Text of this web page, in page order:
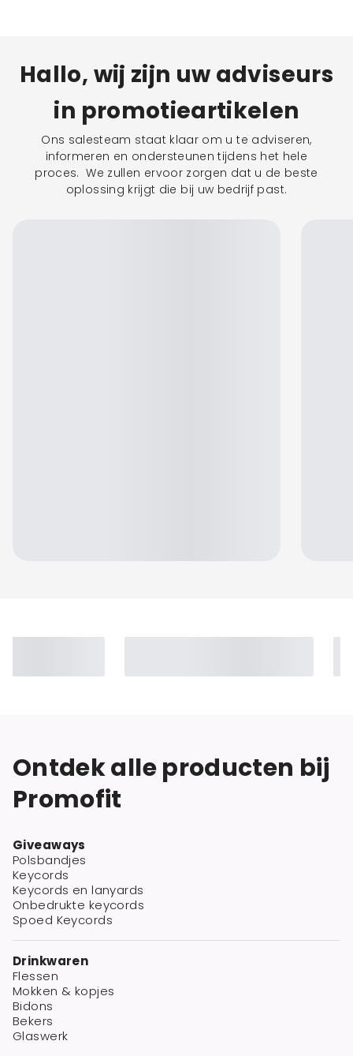
Hallo, wij zijn uw adviseurs
in promotieartikelen
Ons salesteam staat klaar om u te adviseren,
informeren en ondersteunen tijdens het hele
proces. We zullen ervoor zorgen dat u de beste
oplossing krijgt die bij uw bedrijf past.
Ontdek alle producten bij
Promofit
Giveaways
Polsbandjes
Keycords
Keycords en lanyards
Onbedrukte keycords
Spoed Keycords
Drinkwaren
Flessen
Mokken & kopjes
Bidons
Bekers
Glaswerk